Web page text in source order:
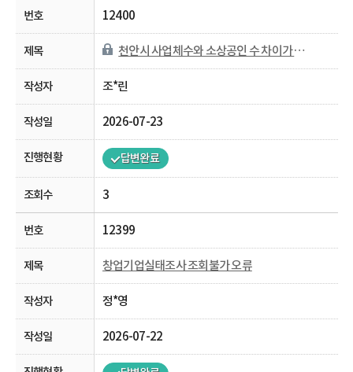
12400
천안시 사업체수와 소상공인 수 차이가 나는 이유가 궁금합니다.
조*린
2026-07-23
답변완료
3
12399
창업기업실태조사 조회불가 오류
정*영
2026-07-22